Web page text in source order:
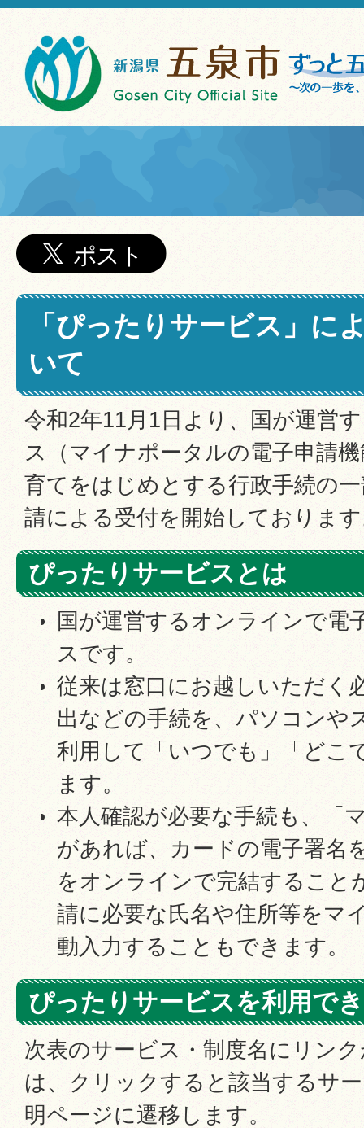
「ぴったりサービス」に
いて
令和2年11月1日より、国が運営
ス（マイナポータルの電子申請
育てをはじめとする行政手続の
請による受付を開始しておりま
ぴったりサービスとは
国が運営するオンラインで電
スです。
従来は窓口にお越しいただく
出などの手続を、パソコンや
利用して「いつでも」「どこ
ます。
本人確認が必要な手続も、「
があれば、カードの電子署名
をオンラインで完結すること
請に必要な氏名や住所等をマ
動入力することもできます。
ぴったりサービスを利用で
次表のサービス・制度名にリン
は、クリックすると該当するサ
明ページに遷移します。